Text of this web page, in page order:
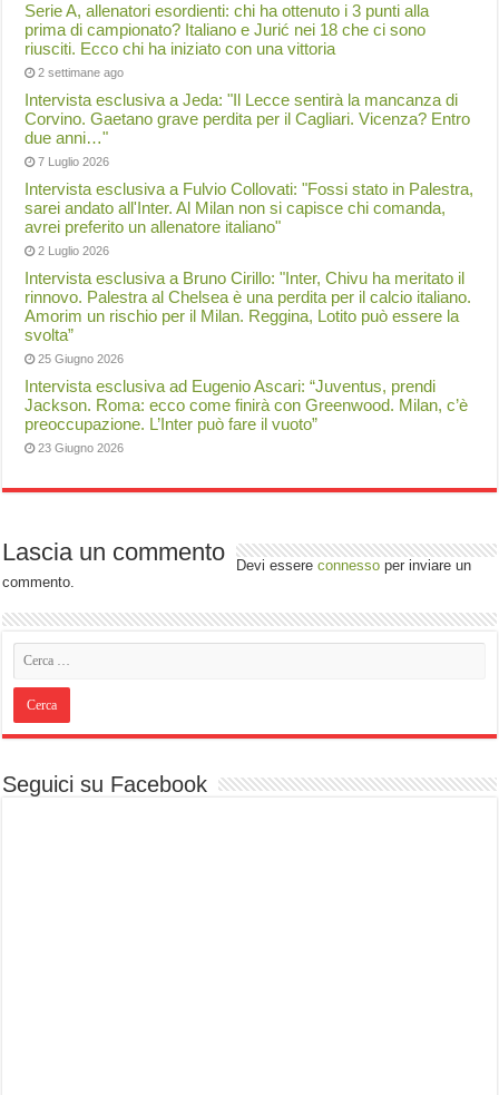
Serie A, allenatori esordienti: chi ha ottenuto i 3 punti alla
prima di campionato? Italiano e Jurić nei 18 che ci sono
riusciti. Ecco chi ha iniziato con una vittoria
2 settimane ago
Intervista esclusiva a Jeda: "Il Lecce sentirà la mancanza di
Corvino. Gaetano grave perdita per il Cagliari. Vicenza? Entro
due anni…"
7 Luglio 2026
Intervista esclusiva a Fulvio Collovati: "Fossi stato in Palestra,
sarei andato all'Inter. Al Milan non si capisce chi comanda,
avrei preferito un allenatore italiano"
2 Luglio 2026
Intervista esclusiva a Bruno Cirillo: "Inter, Chivu ha meritato il
rinnovo. Palestra al Chelsea è una perdita per il calcio italiano.
Amorim un rischio per il Milan. Reggina, Lotito può essere la
svolta”
25 Giugno 2026
Intervista esclusiva ad Eugenio Ascari: “Juventus, prendi
Jackson. Roma: ecco come finirà con Greenwood. Milan, c’è
preoccupazione. L’Inter può fare il vuoto”
23 Giugno 2026
Lascia un commento Devi essereconnesso per inviare un
commento.
Seguici su Facebook